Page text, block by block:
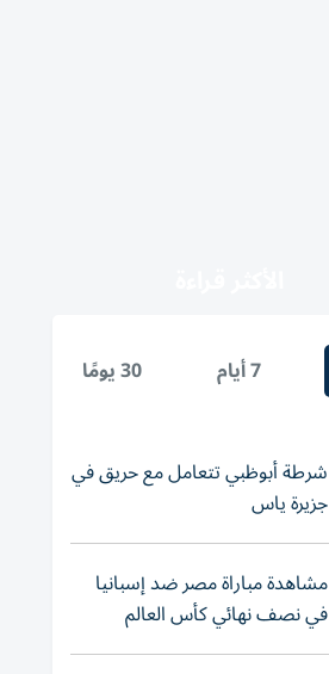
7 أيام 30 يومًا
شرطة أبوظبي تتعامل مع حريق في
جزيرة ياس
مشاهدة مباراة مصر ضد إسبانيا
في نصف نهائي كأس العالم
لناشئات اليد 2026